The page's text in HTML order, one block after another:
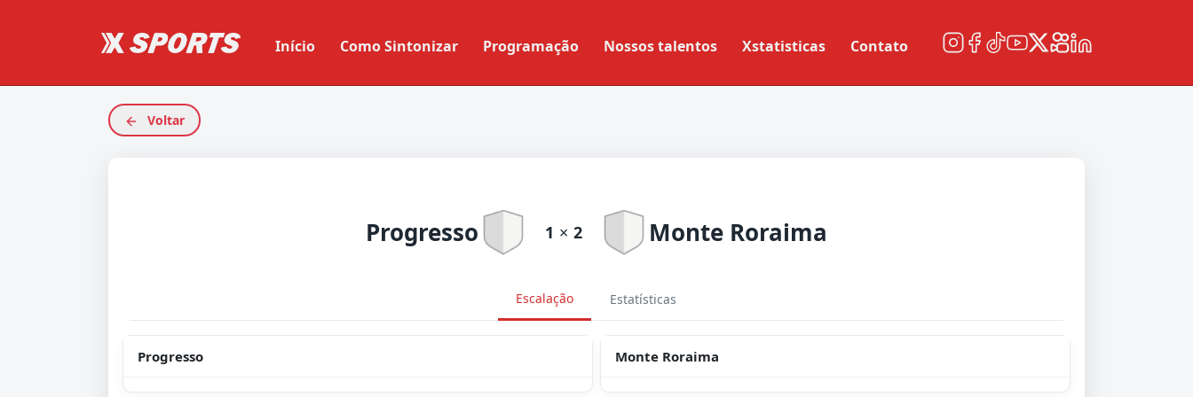
Início Como Sintonizar Programação Nossos talentos Xstatisticas Contato
Voltar
Progresso 1 × 2 Monte Roraima
Escalação Estatísticas
Progresso Monte Roraima